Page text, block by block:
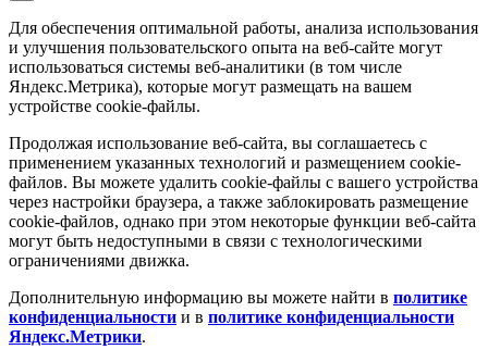
Для обеспечения оптимальной работы, анализа использования
и улучшения пользовательского опыта на веб-сайте могут
использоваться системы веб-аналитики (в том числе
Яндекс.Метрика), которые могут размещать на вашем
устройстве cookie-файлы.
Продолжая использование веб-сайта, вы соглашаетесь с
применением указанных технологий и размещением cookie-
файлов. Вы можете удалить cookie-файлы с вашего устройства
через настройки браузера, а также заблокировать размещение
cookie-файлов, однако при этом некоторые функции веб-сайта
могут быть недоступными в связи с технологическими
ограничениями движка.
Дополнительную информацию вы можете найти в политике
конфиденциальности и в политике конфиденциальности
Яндекс.Метрики.